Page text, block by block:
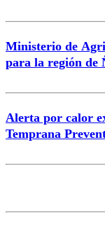
Ministerio de
para la región de
Alerta por calor
Temprana